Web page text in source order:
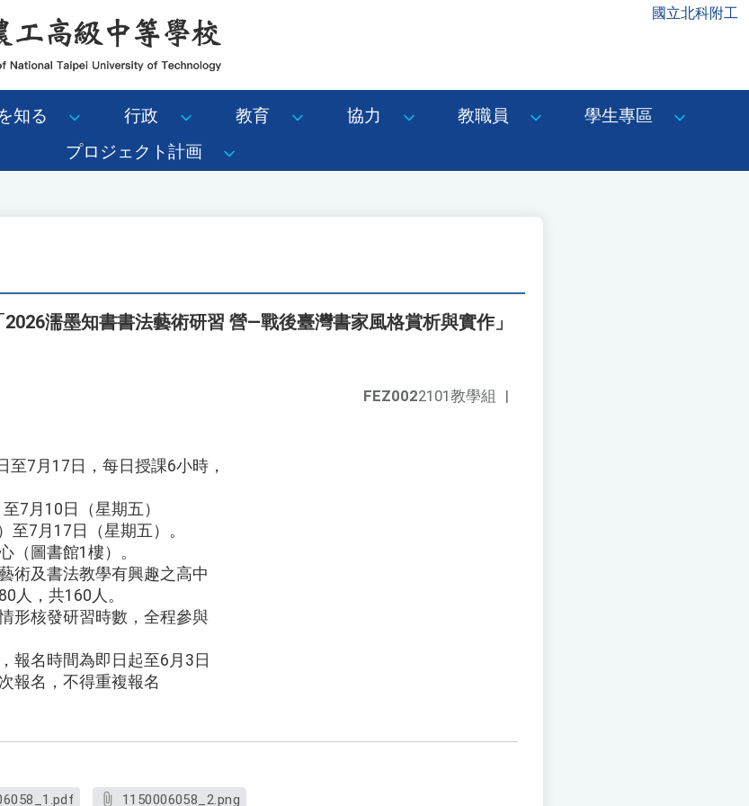
國立北科附工
知る 行政 教育 協力 教職員
學生專區
プロジェクト計画
濡墨知書書法藝術研習 營—戰後臺灣書家風格賞析與實作」
FEZ0022101教學組 |
7月17日，每日授課6小時，
7月10日（星期五）
至7月17日（星期五）。
（圖書館1樓）。
術及書法教學有興趣之高中
人，共160人。
形核發研習時數，全程參與
報名時間為即日起至6月3日
報名，不得重複報名
1150006058_2.png